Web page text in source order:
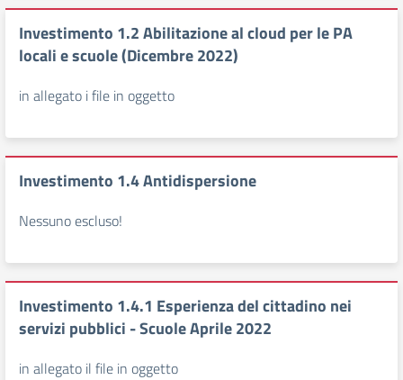
Investimento 1.2 Abilitazione al cloud per le PA
locali e scuole (Dicembre 2022)
in allegato i file in oggetto
Investimento 1.4 Antidispersione
Nessuno escluso!
Investimento 1.4.1 Esperienza del cittadino nei
servizi pubblici - Scuole Aprile 2022
in allegato il file in oggetto